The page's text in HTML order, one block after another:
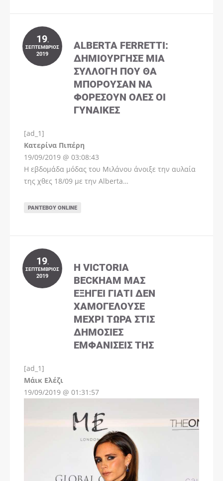
19.
ΣΕΠΤΈΜΒΡΙΟΣ
2019
ALBERTA FERRETTI:
ΔΗΜΙΟΎΡΓΗΣΕ ΜΊΑ
ΣΥΛΛΟΓΉ ΠΟΥ ΘΑ
ΜΠΟΡΟΎΣΑΝ ΝΑ
ΦΟΡΈΣΟΥΝ ΌΛΕΣ ΟΙ
ΓΥΝΑΊΚΕΣ
[ad_1]
Kατερίνα Πιπέρη
19/09/2019 @ 03:08:43
Η εβδομάδα μόδας του Μιλάνου άνοιξε την αυλαία
της χθες 18/09 με την Alberta…
ΡΑΝΤΕΒΟΎ ONLINE
19.
ΣΕΠΤΈΜΒΡΙΟΣ
2019
Η VICTORIA
BECKHAM ΜΑΣ
ΕΞΗΓΕΊ ΓΙΑΤΊ ΔΕΝ
ΧΑΜΟΓΕΛΟΎΣΕ
ΜΈΧΡΙ ΤΏΡΑ ΣΤΙΣ
ΔΗΜΌΣΙΕΣ
ΕΜΦΑΝΊΣΕΙΣ ΤΗΣ
[ad_1]
Μάικ Ελέζι
19/09/2019 @ 01:31:57